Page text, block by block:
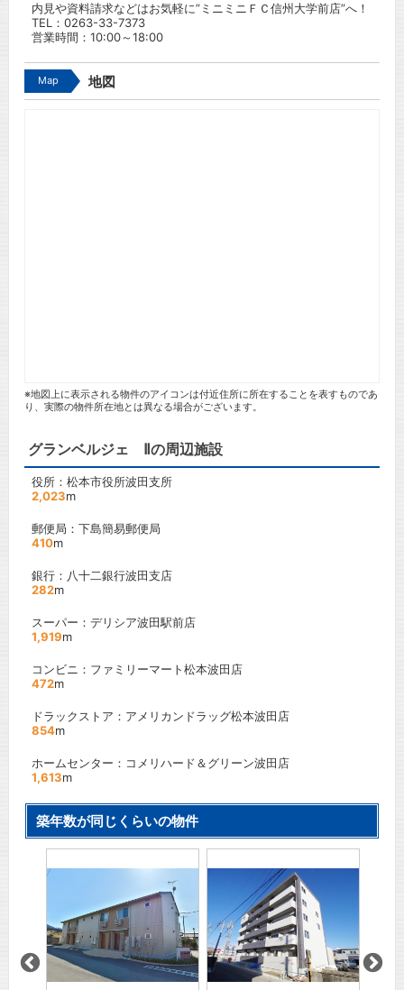
内見や資料請求などはお気軽に”ミニミニＦＣ信州大学前店”へ！
TEL： 0263-33-7373
営業時間：10:00～18:00
Map 地図
※地図上に表示される物件のアイコンは付近住所に所在することを表すものであ
り、実際の物件所在地とは異なる場合がございます。
グランベルジェ Ⅱの周辺施設
役所：松本市役所波田支所
2,023m
郵便局：下島簡易郵便局
410m
銀行：八十二銀行波田支店
282m
スーパー：デリシア波田駅前店
1,919m
コンビニ：ファミリーマート松本波田店
472m
ドラックストア：アメリカンドラッグ松本波田店
854m
ホームセンター：コメリハード＆グリーン波田店
1,613m
築年数が同じくらいの物件